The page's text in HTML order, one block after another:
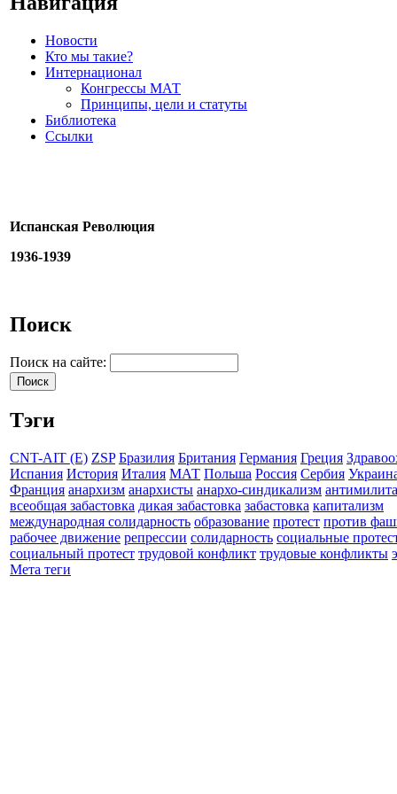
Новости
Кто мы такие?
Интернационал
Конгрессы МАТ
Принципы, цели и статуты
Библиотека
Ссылки
Испанская Революция
1936-1939
Поиск
Поиск на сайте:
Тэги
CNT-AIT (E) ZSP Бразилия Британия Германия Греция
Испания История Италия МАТ Польша Россия Сербия
Франция анархизм анархисты анархо-синдикализм
всеобщая забастовка дикая забастовка забастовка капитализм
международная солидарность образование протест против
рабочее движение репрессии солидарность социальные
социальный протест трудовой конфликт трудовые конфликты
Мета теги